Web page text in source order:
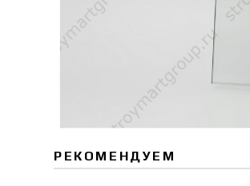
РЕКОМЕНДУЕМ